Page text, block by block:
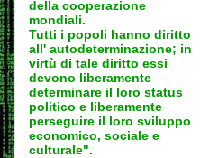
della cooperazione
mondiali.
Tutti i popoli hanno diritto
all' autodeterminazione; in
virtù di tale diritto essi
devono liberamente
determinare il loro status
politico e liberamente
perseguire il loro sviluppo
economico, sociale e
culturale".